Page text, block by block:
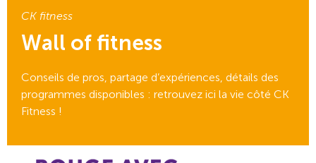
CK fitness
Wall of fitness
Conseils de pros, partage d’expériences, détails des
programmes disponibles : retrouvez ici la vie côté CK
Fitness !